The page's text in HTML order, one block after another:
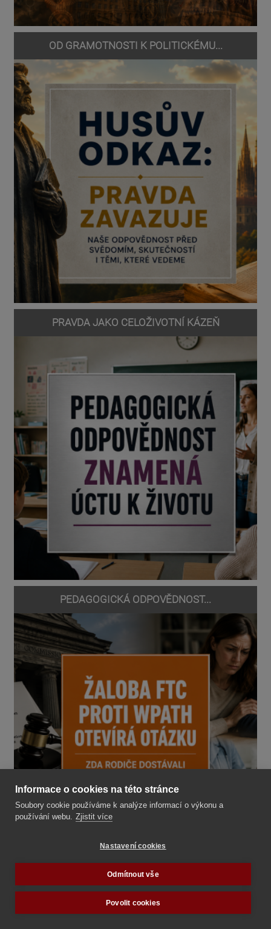
OD GRAMOTNOSTI K POLITICKÉMU...
PRAVDA JAKO CELOŽIVOTNÍ KÁZEŇ
PEDAGOGICKÁ ODPOVĚDNOST...
ŽALOBA PROTI WPATH OTEVÍRÁ...
Informace o cookies na této stránce
Soubory cookie používáme k analýze informací o výkonu a
používání webu. Zjistit více
Nastavení cookies
Odmítnout vše
Povolit cookies